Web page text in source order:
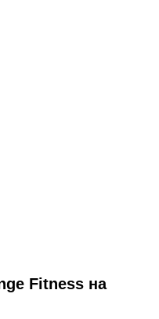
Fitness на